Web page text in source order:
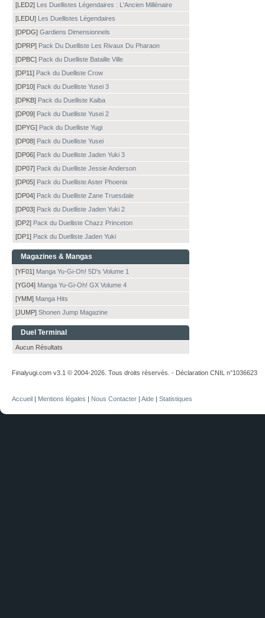
[LED2] Les Duellistes Légendaires : L'Ancien Millénaire
[LEDU] Les Duellistes Légendaires
[DPDG] Gardiens Dimensionnels
[DPRP] Pack Du Duelliste Les Rivaux Du Pharaon
[DPBC] Pack du Duelliste Bataille Ville
[DP11] Pack du Duelliste Crow
[DP10] Pack du Duelliste Yusei 3
[DPKB] Pack du Duelliste Kaiba
[DP09] Pack du Duelliste Yusei 2
[DPYG] Pack du Duelliste Yugi
[DP08] Pack du Duelliste Yusei
[DP06] Pack du Duelliste Jaden Yuki 3
[DP07] Pack du Duelliste Jessie Anderson
[DP05] Pack du Duelliste Aster Phoenix
[DP04] Pack du Duelliste Zane Truesdale
[DP03] Pack du Duelliste Jaden Yuki 2
[DP2] Pack du Duelliste Chazz Princeton
[DP1] Pack du Duelliste Jaden Yuki
Magazines & Mangas
[YF01] Manga Yu-Gi-Oh! 5D's Volume 1
[YG04] Manga Yu-Gi-Oh! GX Volume 4
[YMM] Manga Hits
[JUMP] Shonen Jump Magazine
Duel Terminal
Aucun Résultats
Finalyugi.com v3.1 © 2004-2026. Tous droits réservés. - Déclaration CNIL n°1036623
Accueil | Mentions légales | Nous Contacter | Aide | Statistiques